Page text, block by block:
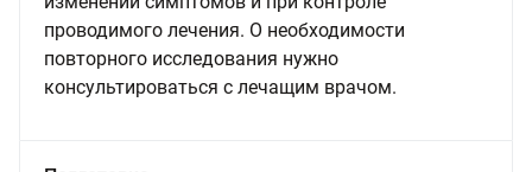
проводимого лечения. О необходимости
повторного исследования нужно
консультироваться с лечащим врачом.